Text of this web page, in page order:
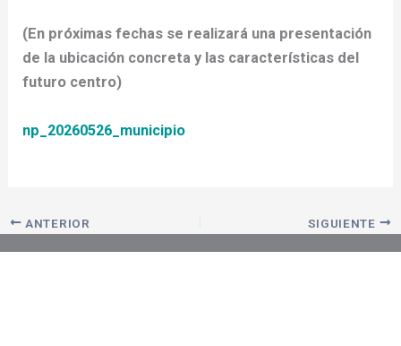
(En próximas fechas se realizará una presentación
de la ubicación concreta y las características del
futuro centro)
np_20260526_municipio
ANTERIOR SIGUIENTE